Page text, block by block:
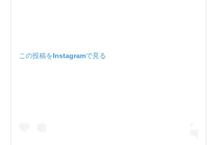
この投稿をInstagramで見る